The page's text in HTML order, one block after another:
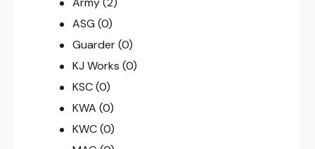
ASG (0)
Guarder (0)
KJ Works (0)
KSC (0)
KWA (0)
KWC (0)